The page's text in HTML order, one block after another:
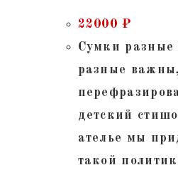
22000 ₽
Сумки
разные
детский
ателье мы
такой